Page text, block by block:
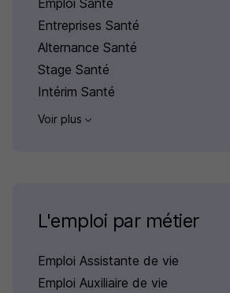
Entreprises Santé
Alternance Santé
Stage Santé
Intérim Santé
Voir plus
L'emploi par métier
Emploi Assistante de vie
Emploi Auxiliaire de vie